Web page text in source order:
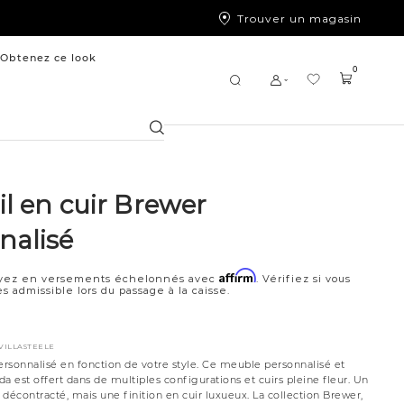
Trouver un magasin
Obtenez ce look
Chercher
0
en cuir Brewer
en versements échelonnés avecAffirm. Vérifiez si vous
admissible lors du passage à la caisse.
en fonction de votre style. Ce meuble personnalisé et
est offert dans de multiples configurations et cuirs pleine fleur. Un
décontracté, mais une finition en cuir luxueux. La collection Brewer,